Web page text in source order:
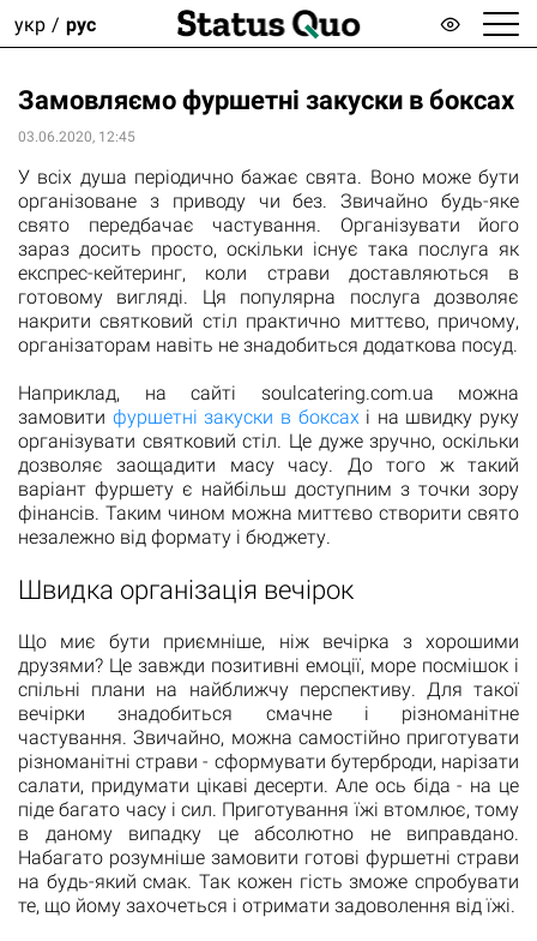
укр рус
Замовляємо фуршетні закуски в боксах
03.06.2020, 12:45
У всіх душа періодично бажає свята. Воно може бути
організоване з приводу чи без. Звичайно будь-яке
свято передбачає частування. Організувати його
зараз досить просто, оскільки існує така послуга як
експрес-кейтеринг, коли страви доставляються в
готовому вигляді. Ця популярна послуга дозволяє
накрити святковий стіл практично миттєво, причому,
організаторам навіть не знадобиться додаткова посуд.
Наприклад, на сайті soulcatering.com.ua можна
замовити фуршетні закуски в боксахі на швидку руку
організувати святковий стіл. Це дуже зручно, оскільки
дозволяє заощадити масу часу. До того ж такий
варіант фуршету є найбільш доступним з точки зору
фінансів. Таким чином можна миттєво створити свято
незалежно від формату і бюджету.
Швидка організація вечірок
Що миє бути приємніше, ніж вечірка з хорошими
друзями? Це завжди позитивні емоції, море посмішок і
спільні плани на найближчу перспективу. Для такої
вечірки знадобиться смачне і різноманітне
частування. Звичайно, можна самостійно приготувати
різноманітні страви - сформувати бутерброди, нарізати
салати, придумати цікаві десерти. Але ось біда - на це
піде багато часу і сил. Приготування їжі втомлює, тому
в даному випадку це абсолютно не виправдано.
Набагато розумніше замовити готові фуршетні страви
на будь-який смак. Так кожен гість зможе спробувати
те, що йому захочеться і отримати задоволення від їжі.